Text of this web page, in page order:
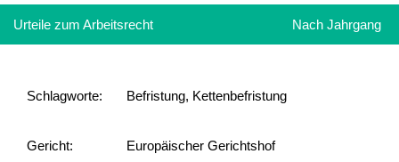
Urteile zum Arbeitsrecht Nach Jahrgang
Schlag­worte: Befristung, Kettenbefristung
Gericht:
Europäischer Gerichtshof